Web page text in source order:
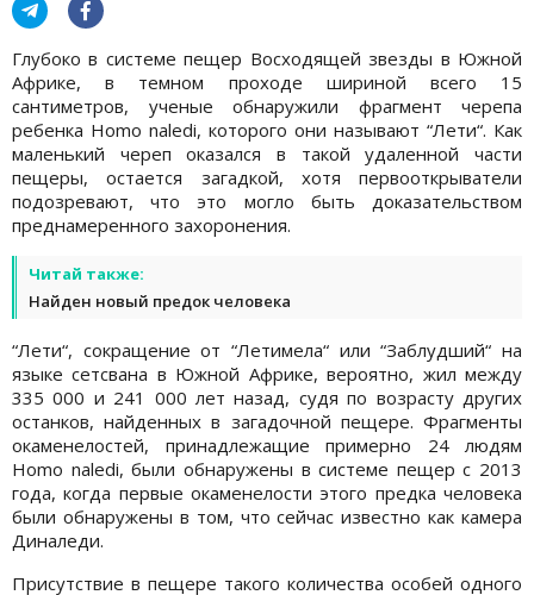
Глубоко в системе пещер Восходящей звезды в Южной
Африке, в темном проходе шириной всего 15
сантиметров, ученые обнаружили фрагмент черепа
ребенка Homo naledi, которого они называют “Лети“. Как
маленький череп оказался в такой удаленной части
пещеры, остается загадкой, хотя первооткрыватели
подозревают, что это могло быть доказательством
преднамеренного захоронения.
Читай также:
Найден новый предок человека
“Лети“, сокращение от “Летимела“ или “Заблудший“ на
языке сетсвана в Южной Африке, вероятно, жил между
335 000 и 241 000 лет назад, судя по возрасту других
останков, найденных в загадочной пещере. Фрагменты
окаменелостей, принадлежащие примерно 24 людям
Homo naledi, были обнаружены в системе пещер с 2013
года, когда первые окаменелости этого предка человека
были обнаружены в том, что сейчас известно как камера
Диналеди.
Присутствие в пещере такого количества особей одного